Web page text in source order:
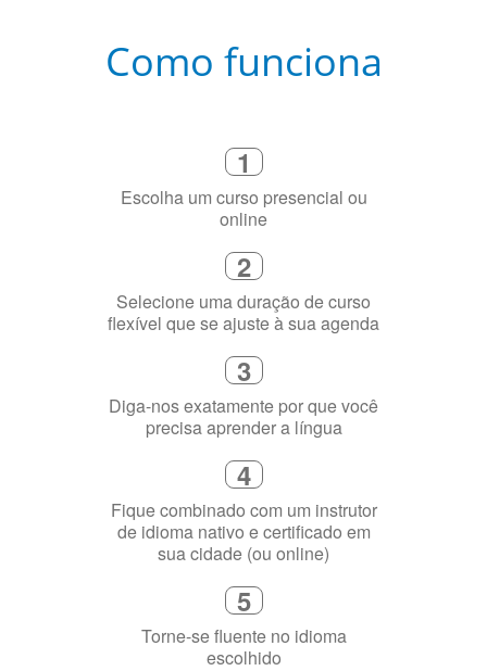
Como funciona
1
Escolha um curso presencial ou
online
2
Selecione uma duração de curso
flexível que se ajuste à sua agenda
3
Diga-nos exatamente por que você
precisa aprender a língua
4
Fique combinado com um instrutor
de idioma nativo e certificado em
sua cidade (ou online)
5
Torne-se fluente no idioma
escolhido